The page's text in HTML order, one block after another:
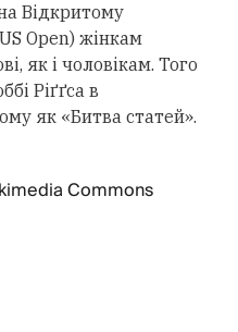
Відкритому
Open) жінкам
як і чоловікам. Того
Ріґґса в
як «Битва статей».
Commons